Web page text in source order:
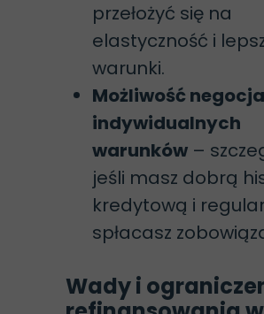
przełożyć się na
elastyczność i
warunki.
Możliwość
indywidualnych
warunków –
jeśli masz dobrą
kredytową i
spłacasz
Wady i